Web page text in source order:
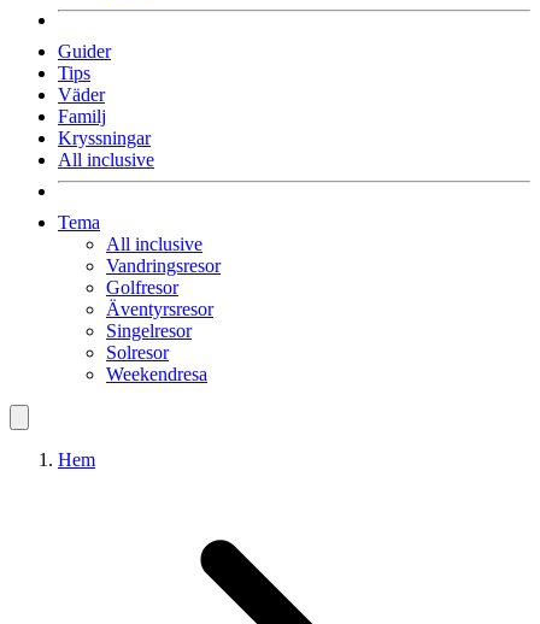
Guider
Tips
Väder
Familj
Kryssningar
All inclusive
Tema
All inclusive
Vandringsresor
Golfresor
Äventyrsresor
Singelresor
Solresor
Weekendresa
Hem